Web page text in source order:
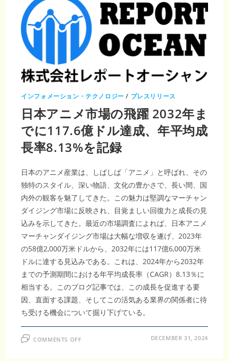
平
均
成
長
率
3.9％
で
拡
2032
年
に
は
186.4
米
ド
ル
規
模
に
インフォメーション・テクノロジー / プレスリリース
日本アニメ市場の飛躍 2032年ま
でに117.6億ドル達成、年平均成
長率8.13%を記録
日本のアニメ産業は、しばしば「アニメ」と呼ばれ、その
独特のスタイル、深い物語、文化の豊かさで、長い間、国
内外の観客を魅了してきた。この魅力は堅調なマーチャン
ダイジング市場に反映され、目覚ましい回復力と成長の見
込みを示してきた。最近の市場調査によれば、日本アニメ
マーチャンダイジング市場は大幅な増収を遂げ、2023年
の58億2,000万米ドルから、2032年には117億6,000万米
ドルに達する見込みである。これは、2024年から2032年
までの予測期間における年平均成長率（CAGR）8.13％に
相当する。このブログ記事では、この成長を促進する要
因、直面する課題、そしてこの活気ある業界の関係者に待
ち受ける機会について掘り下げている。
COMMENTS OFFON DECEMBER 31, 2024